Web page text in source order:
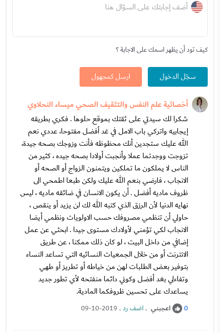
أضف إجابتك على السؤال هنا
كيف تود أن يظهر اسمك على الاجابة ؟
سجّل الدخول ارسل كمجهول
أخصائية علم النفس والتثقيف الصحي ميساء النحلاوي
شكرا لك سيدتي على ثقتك بموقع حلوها . فكري بطريقه
إيجابيه واتركي باب الامل في غد أفضل مفتوحا، عددي نعم
الله عليك ستجدين أنك محظوظه فأنت وزوجك بصحه جيدة،
تزوجت ووجدتما عملا وأنجبت أولادا بصحه جيده ، كثير من
الناس لا يملكون ما تملكين ويتمنون الزواج أو الصحه أو
الانجاب ، فارضي بنعم الله عليك ولكن طبعا اطمحي الى
ظروف ماديه أفضل . أن يكون الانسان في ضائقه ماديه ، ليس
نهايه الدنيا لأن الرزق الذي كتبه الله لك لن يزيد أو ينقص ،
حاولي أن تنظمي مصروفك حسب الاولويات ونظمي أيضا
الانجاب لكي تؤمني لأولادك مستوى جيدا . ابحثي عن عمل
إضافي من داخل البيت ، لو كان ذلك ممكنا ، عن طريق
الانترنت أو من خلال الجمعيات النسائيه التي تساعد النساء
بتوفير بعض الطلبات لهن من خياطه أو تطريز أو طهي
وتفاءلي بغد أفضل وكوني دائما منفتحه لأي تطور جديد
يساعدك على تحسين ظروفكما المادية.
0 اعجبني .اضف رد.
09-10-2019